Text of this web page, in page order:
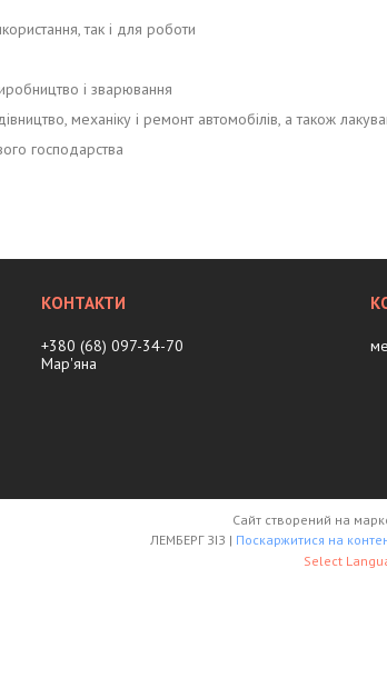
так і для роботи
і зварювання
механіку і ремонт автомобілів, а також
господарства
+380 (68) 097-34-70
Мар'яна
Сайт створений на
ЛЕМБЕРГ ЗІЗ | Поскаржитися на
Select